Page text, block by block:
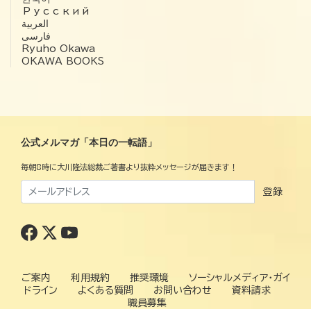
Русский
العربية‏
فارسی
Ryuho Okawa
OKAWA BOOKS
公式メルマガ「本日の一転語」
毎朝8時に大川隆法総裁ご著書より抜粋メッセージが届きます！
登録
ご案内 利用規約 推奨環境
ソーシャルメディア・ガイ
ドライン
よくある質問 お問い合わせ
資料請求
職員募集